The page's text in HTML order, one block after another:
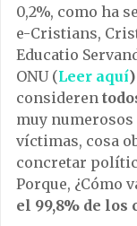
0,2%, como ha
e-Cristians,
Educatio
ONU (Leer aquí)
consideren
muy
víctimas, cosa
concretar
Porque, ¿Cómo
el 99,8% de los